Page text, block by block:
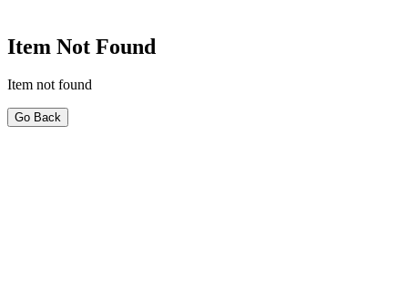
Item Not Found
Item not found
Go Back